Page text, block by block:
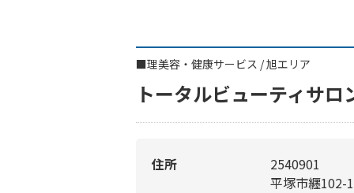
■理美容・健康サービス /旭エリア
トータルビューティサロ
住所
2540901
平塚市纒102-1